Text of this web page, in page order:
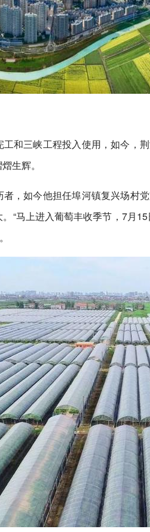
和三峡工程投入使用，如今，
生辉。
，如今他担任埠河镇复兴场村
“马上进入葡萄丰收季节，7月